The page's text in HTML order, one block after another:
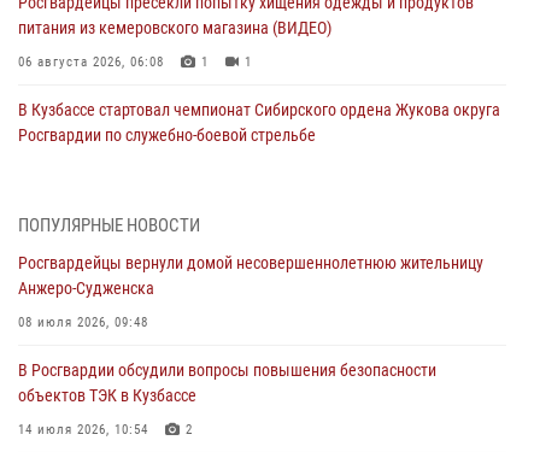
питания из кемеровского магазина (ВИДЕО)
06 августа 2026, 06:08 1 1
В Кузбассе стартовал чемпионат Сибирского ордена Жукова округа
Росгвардии по служебно-боевой стрельбе
Росгвардейцы задержали в Кемерове дебошира, устроившего
05 августа 2026, 09:30
Росгвардейцы задержали участника драки, причинившего побои
05 августа 2026, 08:50
Росгвардейцы пресекли нарушение общественного порядка на
ПОПУЛЯРНЫЕ НОВОСТИ
Росгвардейцы вернули домой несовершеннолетнюю жительницу
Анжеро-Судженска
08 июля 2026, 09:48
В Росгвардии обсудили вопросы повышения безопасности
объектов ТЭК в Кузбассе
14 июля 2026, 10:54 2